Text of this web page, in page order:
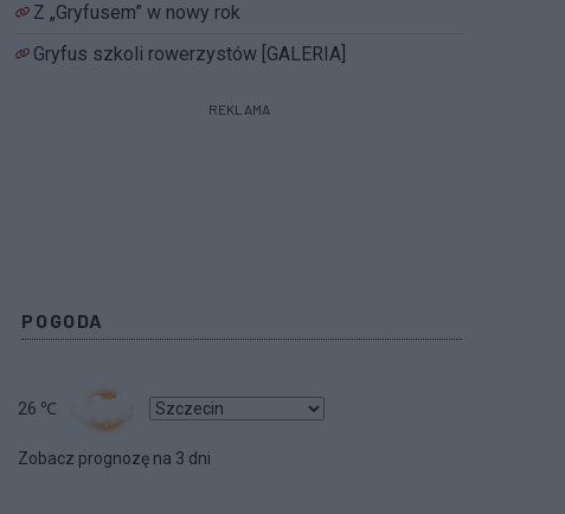
Z „Gryfusem” w nowy rok
Gryfus szkoli rowerzystów [GALERIA]
REKLAMA
POGODA
26 ℃
Zobacz prognozę na 3 dni